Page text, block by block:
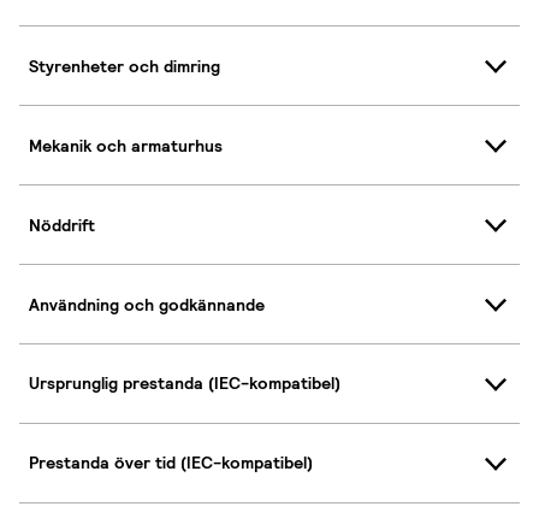
Styrenheter och dimring
Mekanik och armaturhus
Nöddrift
Användning och godkännande
Ursprunglig prestanda (IEC-kompatibel)
Prestanda över tid (IEC-kompatibel)